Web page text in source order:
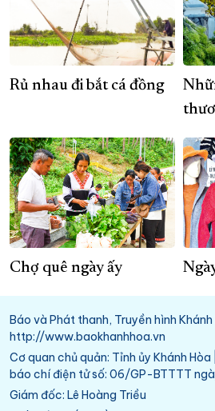
Rủ nhau đi bắt cá đồng
Chợ quê ngày ấy
Báo và Phát thanh, Truyền hình
http://www.baokhanhhoa.vn
Cơ quan chủ quản: Tỉnh ủy Khánh
báo chí điện tử số: 06/GP-BTTTT
Giám đốc: Lê Hoàng Triều